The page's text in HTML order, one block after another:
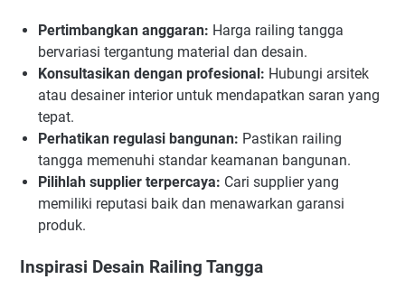
Pertimbangkan anggaran: Harga railing tangga
bervariasi tergantung material dan desain.
Konsultasikan dengan profesional: Hubungi arsitek
atau desainer interior untuk mendapatkan saran yang
tepat.
Perhatikan regulasi bangunan: Pastikan railing
tangga memenuhi standar keamanan bangunan.
Pilihlah supplier terpercaya: Cari supplier yang
memiliki reputasi baik dan menawarkan garansi
produk.
Inspirasi Desain Railing Tangga